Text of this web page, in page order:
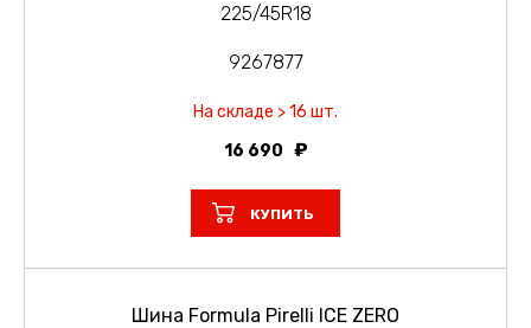
225/45R18
9267877
На складе > 16 шт.
16 690
КУПИТЬ
Шина Formula Pirelli ICE ZERO